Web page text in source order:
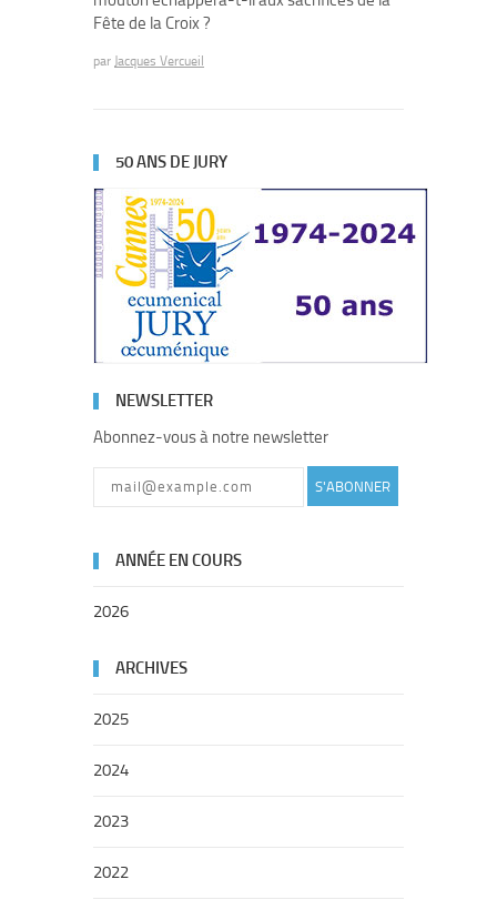
Fête de la Croix ?
par Jacques Vercueil
50 ANS DE JURY
NEWSLETTER
Abonnez-vous à notre newsletter
S'ABONNER
ANNÉE EN COURS
2026
ARCHIVES
2025
2024
2023
2022